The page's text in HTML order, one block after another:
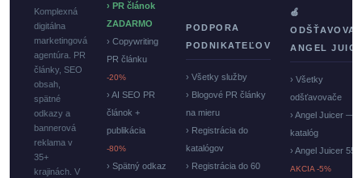
Komplexná
digitálna
marketingová
agentúra. PR
články, SEO
obsah,
spätné
odkazy a
bannerová
reklama v
35+
krajinách. V
› PR článok
ZADARMO
› Copywriting
PR článku
-20%
› AI SEO PR
článok +
publikácia
-80%
› Spätný odkaz
PODPORA
PODNIKATEĽOV
› Všetky služby
› Blogové PR články
na mieru
› Registrácia do
katalógov
› Registrácia do 60
🍏
ANGEL
› Všetky
odšťavovače
› Angel Juicer —
katalóg
› Angel Juicer
AKCIA -5%